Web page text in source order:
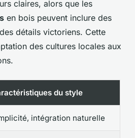
claires, alors que les
en bois peuvent inclure des
détails victoriens. Cette
des cultures locales aux
du style
intégration naturelle